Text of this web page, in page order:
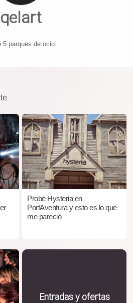
qelart
5 parques de ocio.
Probé Hysteria en
PortAventura y esto es lo que
me pareció
Entradas y ofertas